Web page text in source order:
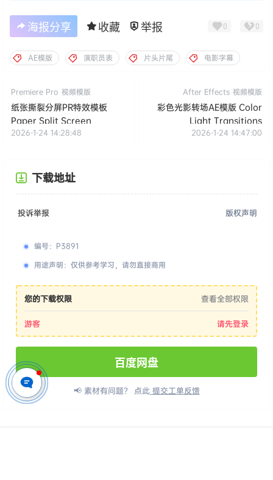
海报分享 收藏 举报 0 0
AE模版 演职员表 片头片尾 电影字幕
Premiere Pro 视频模版
纸张撕裂分屏PR特效模板
Paper Split Screen
2026-1-24 14:28:48
After Effects 视频模版
彩色光影转场AE模版 Color
Light Transitions
2026-1-24 14:47:00
下载地址
投诉举报 版权声明
编号： P3891
用途声明： 仅供参考学习，请勿直接商用
您的下载权限 查看全部权限
游客 请先登录
百度网盘
📢 素材有问题？ 点此提交工单反馈